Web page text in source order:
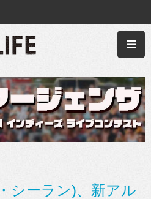
シーラン)、新アル